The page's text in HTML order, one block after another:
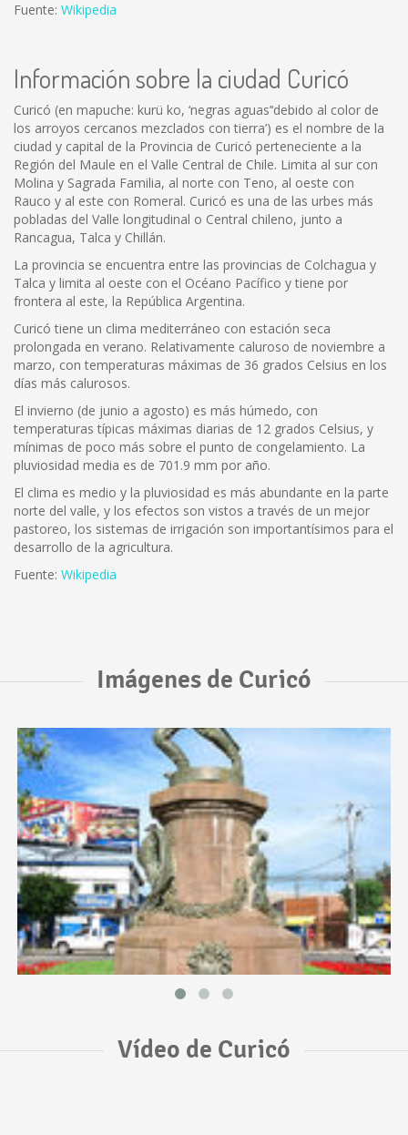
Fuente: Wikipedia
Información sobre la ciudad Curicó
Curicó (en mapuche: kurü ko, ‘negras aguas’‘debido al color de
los arroyos cercanos mezclados con tierra’) es el nombre de la
ciudad y capital de la Provincia de Curicó perteneciente a la
Región del Maule en el Valle Central de Chile. Limita al sur con
Molina y Sagrada Familia, al norte con Teno, al oeste con
Rauco y al este con Romeral. Curicó es una de las urbes más
pobladas del Valle longitudinal o Central chileno, junto a
Rancagua, Talca y Chillán.
La provincia se encuentra entre las provincias de Colchagua y
Talca y limita al oeste con el Océano Pacífico y tiene por
frontera al este, la República Argentina.
Curicó tiene un clima mediterráneo con estación seca
prolongada en verano. Relativamente caluroso de noviembre a
marzo, con temperaturas máximas de 36 grados Celsius en los
días más calurosos.
El invierno (de junio a agosto) es más húmedo, con
temperaturas típicas máximas diarias de 12 grados Celsius, y
mínimas de poco más sobre el punto de congelamiento. La
pluviosidad media es de 701.9 mm por año.
El clima es medio y la pluviosidad es más abundante en la parte
norte del valle, y los efectos son vistos a través de un mejor
pastoreo, los sistemas de irrigación son importantísimos para el
desarrollo de la agricultura.
Fuente: Wikipedia
Imágenes de Curicó
Vídeo de Curicó